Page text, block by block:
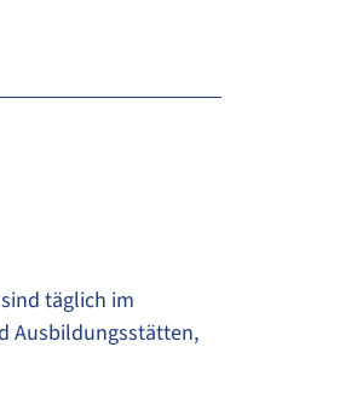
täglich im
Ausbildungsstätten,